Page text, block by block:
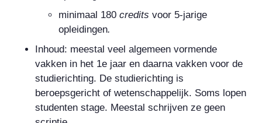
minimaal 180 credits voor 5-jarige
opleidingen.
Inhoud: meestal veel algemeen vormende
vakken in het 1e jaar en daarna vakken voor de
studierichting. De studierichting is
beroepsgericht of wetenschappelijk. Soms lopen
studenten stage. Meestal schrijven ze geen